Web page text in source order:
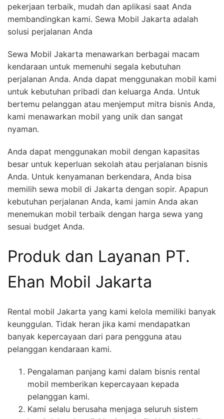
pekerjaan terbaik, mudah dan aplikasi saat Anda
membandingkan kami. Sewa Mobil Jakarta adalah
solusi perjalanan Anda
Sewa Mobil Jakarta menawarkan berbagai macam
kendaraan untuk memenuhi segala kebutuhan
perjalanan Anda. Anda dapat menggunakan mobil kami
untuk kebutuhan pribadi dan keluarga Anda. Untuk
bertemu pelanggan atau menjemput mitra bisnis Anda,
kami menawarkan mobil yang unik dan sangat
nyaman.
Anda dapat menggunakan mobil dengan kapasitas
besar untuk keperluan sekolah atau perjalanan bisnis
Anda. Untuk kenyamanan berkendara, Anda bisa
memilih sewa mobil di Jakarta dengan sopir. Apapun
kebutuhan perjalanan Anda, kami jamin Anda akan
menemukan mobil terbaik dengan harga sewa yang
sesuai budget Anda.
Produk dan Layanan PT.
Ehan Mobil Jakarta
Rental mobil Jakarta yang kami kelola memiliki banyak
keunggulan. Tidak heran jika kami mendapatkan
banyak kepercayaan dari para pengguna atau
pelanggan kendaraan kami.
Pengalaman panjang kami dalam bisnis rental
mobil memberikan kepercayaan kepada
pelanggan kami.
Kami selalu berusaha menjaga seluruh sistem